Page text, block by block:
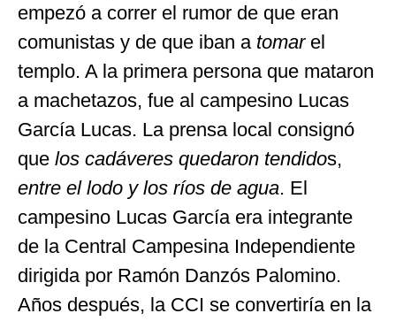
empezó a correr el rumor de que eran
comunistas y de que iban a tomar el
templo. A la primera persona que mataron
a machetazos, fue al campesino Lucas
García Lucas. La prensa local consignó
que los cadáveres quedaron tendidos,
entre el lodo y los ríos de agua. El
campesino Lucas García era integrante
de la Central Campesina Independiente
dirigida por Ramón Danzós Palomino.
Años después, la CCI se convertiría en la